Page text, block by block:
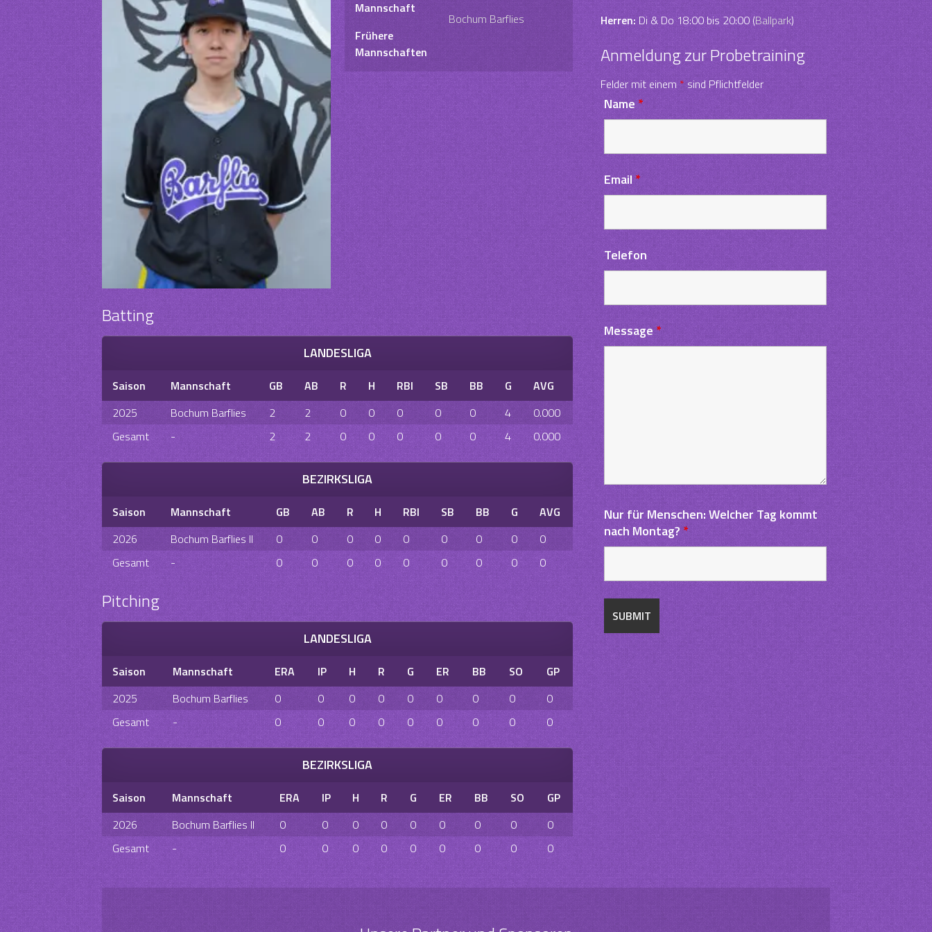
Mannschaft
Frühere
Mannschaften
Bochum Barflies
Batting
LANDESLIGA
Saison Mannschaft GB AB R H RBI SB BB G
AVG
2025
Bochum Barflies 2 2 0 0 0 0 0 4
0.000
Gesamt
- 2 2 0 0 0 0 0 4 0.000
BEZIRKSLIGA
Saison Mannschaft GB AB R H RBI SB BB G
AVG
2026
Bochum Barflies II 0 0 0 0 0 0 0 0
0
Gesamt
- 0 0 0 0 0 0 0 0 0
Pitching
LANDESLIGA
Saison Mannschaft ERA IP H R G ER BB SO
GP
2025
Bochum Barflies 0 0 0 0 0 0 0 0
0
Gesamt
- 0 0 0 0 0 0 0 0 0
BEZIRKSLIGA
Saison Mannschaft ERA IP H R G ER BB SO
GP
2026
Bochum Barflies II 0 0 0 0 0 0 0 0
0
Gesamt
- 0 0 0 0 0 0 0 0 0
Herren:Di & Do 18:00 bis 20:00 (Ballpark)
Anmeldung zur Probetraining
Felder mit einem*sind Pflichtfelder
Name*
Email *
Telefon
Message*
Nur für Menschen: Welcher Tag kommt
nach Montag?*